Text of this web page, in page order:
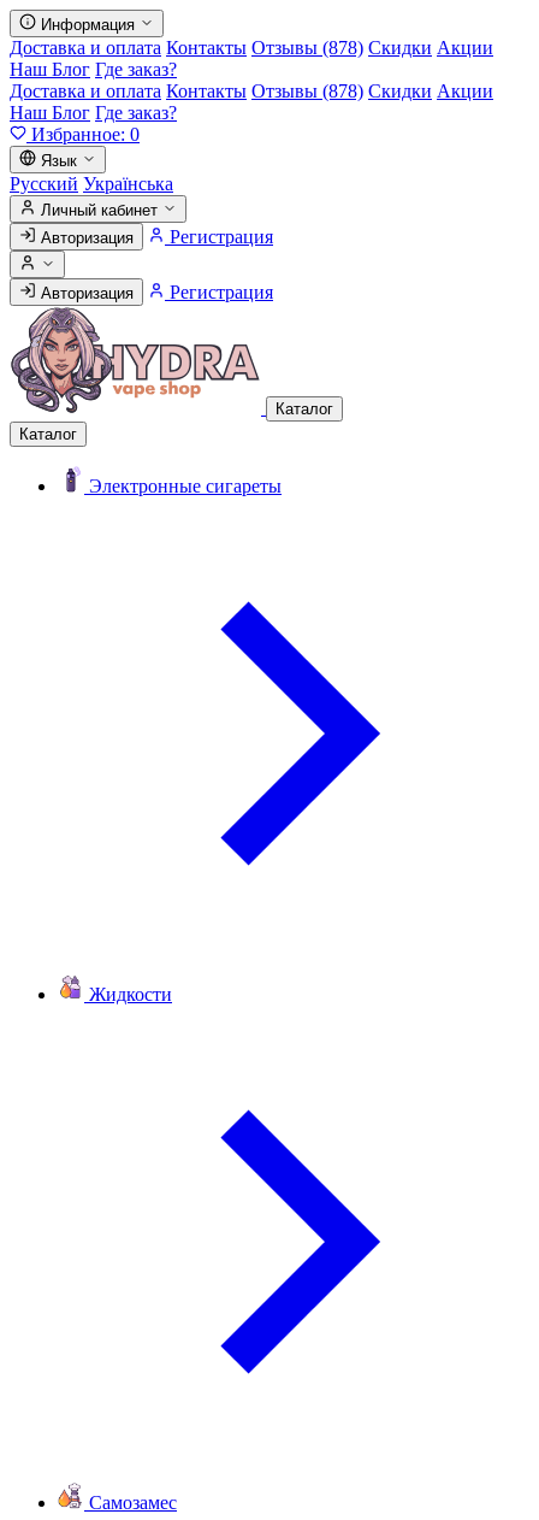
Информация
Доставка и оплата Контакты Отзывы (878) Скидки Акции
Наш Блог Где заказ?
Доставка и оплата Контакты Отзывы (878) Скидки Акции
Наш Блог Где заказ?
Избранное: 0
Язык
Русский Українська
Личный кабинет
Авторизация
Регистрация
Авторизация Регистрация
Каталог
Каталог
Электронные сигареты
Жидкости
Самозамес